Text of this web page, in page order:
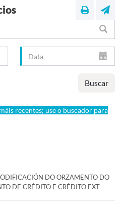
Buscar
recentes; use o buscador para
DO ORZAMENTO DO
DE CRÉDITO E CRÉDITO EXT